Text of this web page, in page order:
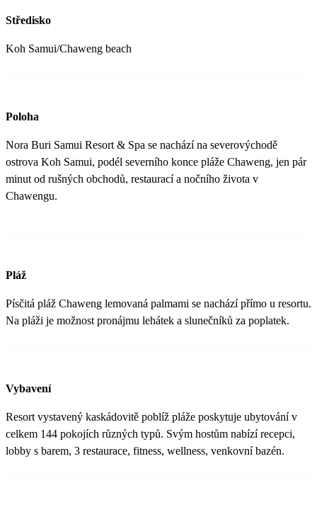
Středisko
Koh Samui/Chaweng beach
Poloha
Nora Buri Samui Resort & Spa se nachází na severovýchodě
ostrova Koh Samui, podél severního konce pláže Chaweng, jen pár
minut od rušných obchodů, restaurací a nočního života v
Chawengu.
Pláž
Písčitá pláž Chaweng lemovaná palmami se nachází přímo u resortu.
Na pláži je možnost pronájmu lehátek a slunečníků za poplatek.
Vybavení
Resort vystavený kaskádovitě poblíž pláže poskytuje ubytování v
celkem 144 pokojích různých typů. Svým hostům nabízí recepci,
lobby s barem, 3 restaurace, fitness, wellness, venkovní bazén.